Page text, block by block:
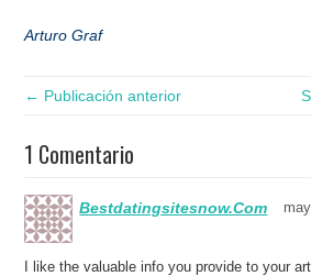
Arturo Graf
← Publicación anterior
1 Comentario
Bestdatingsitesnow.Com
I like the valuable info you provide to your